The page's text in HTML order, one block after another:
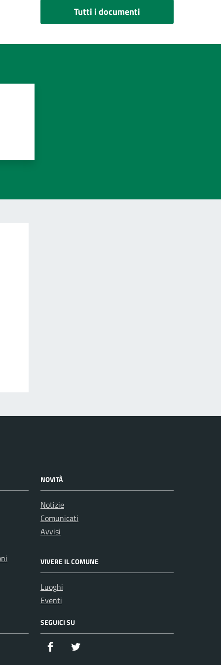
Tutti i documenti
NOVITÀ
Notizie
Comunicati
Avvisi
VIVERE IL COMUNE
Luoghi
Eventi
SEGUICI SU
Facebook